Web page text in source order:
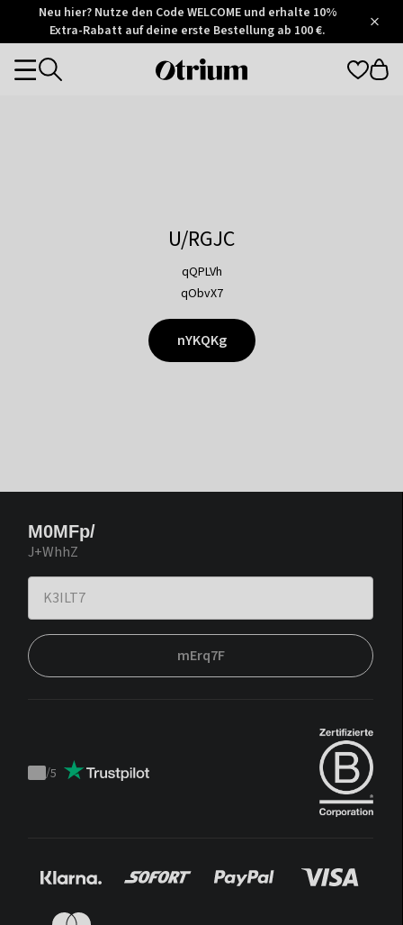
Otrium
Trustpilot
Neu hier? Nutze den Code WELCOME und erhalte 10%
Extra-Rabatt auf deine erste Bestellung ab 100 €.
Otrium
Categories
U/RGJC
qQPLVh
qObvX7
nYKQKg
M0MFp/
J+WhhZ
mErq7F
Trustpilot
/5